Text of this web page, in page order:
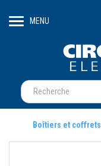
MENU
Boîtiers et coffrets